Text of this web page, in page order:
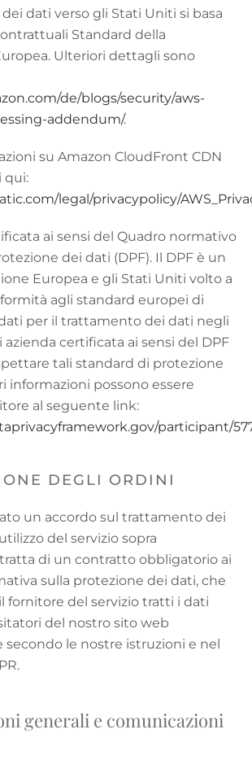
dati verso gli Stati Uniti si basa
Standard della
Ulteriori dettagli sono
de/blogs/security/aws-
addendum/.
su Amazon CloudFront CDN
qui:
legal/privacypolicy/
ai sensi del Quadro normativo
dei dati (DPF). Il DPF è un
Europea e gli Stati Uniti volto a
agli standard europei di
per il trattamento dei dati negli
certificata ai sensi del DPF
tali standard di protezione
informazioni possono essere
al seguente link:
participant/
DEGLI ORDINI
un accordo sul trattamento dei
del servizio sopra
di un contratto obbligatorio ai
sulla protezione dei dati, che
fornitore del servizio tratti i dati
del nostro sito web
secondo le nostre istruzioni e nel
generali e comunicazioni